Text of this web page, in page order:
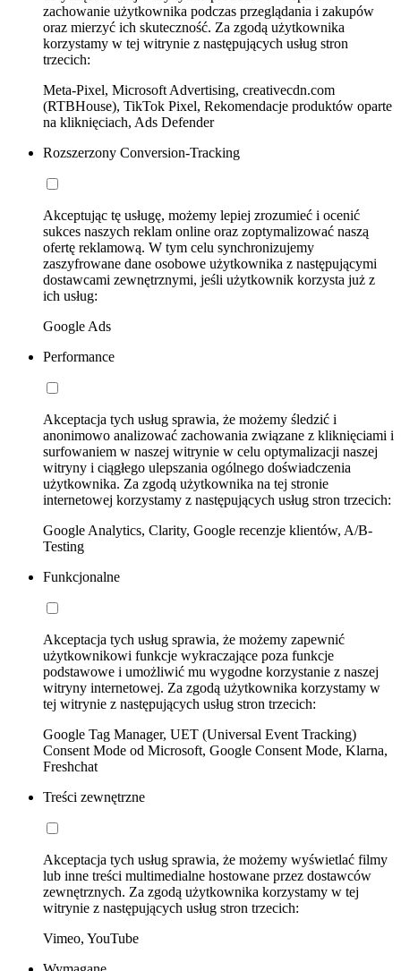
zachowanie użytkownika podczas przeglądania i zakupów
oraz mierzyć ich skuteczność. Za zgodą użytkownika
korzystamy w tej witrynie z następujących usług stron
trzecich:
Meta-Pixel, Microsoft Advertising, creativecdn.com
(RTBHouse), TikTok Pixel, Rekomendacje produktów oparte
na kliknięciach, Ads Defender
Rozszerzony Conversion-Tracking
Akceptując tę usługę, możemy lepiej zrozumieć i ocenić
sukces naszych reklam online oraz zoptymalizować naszą
ofertę reklamową. W tym celu synchronizujemy
zaszyfrowane dane osobowe użytkownika z następującymi
dostawcami zewnętrznymi, jeśli użytkownik korzysta już z
ich usług:
Google Ads
Performance
Akceptacja tych usług sprawia, że możemy śledzić i
anonimowo analizować zachowania związane z kliknięciami i
surfowaniem w naszej witrynie w celu optymalizacji naszej
witryny i ciągłego ulepszania ogólnego doświadczenia
użytkownika. Za zgodą użytkownika na tej stronie
internetowej korzystamy z następujących usług stron trzecich:
Google Analytics, Clarity, Google recenzje klientów, A/B-
Testing
Funkcjonalne
Akceptacja tych usług sprawia, że możemy zapewnić
użytkownikowi funkcje wykraczające poza funkcje
podstawowe i umożliwić mu wygodne korzystanie z naszej
witryny internetowej. Za zgodą użytkownika korzystamy w
tej witrynie z następujących usług stron trzecich:
Google Tag Manager, UET (Universal Event Tracking)
Consent Mode od Microsoft, Google Consent Mode, Klarna,
Freshchat
Treści zewnętrzne
Akceptacja tych usług sprawia, że możemy wyświetlać filmy
lub inne treści multimedialne hostowane przez dostawców
zewnętrznych. Za zgodą użytkownika korzystamy w tej
witrynie z następujących usług stron trzecich:
Vimeo, YouTube